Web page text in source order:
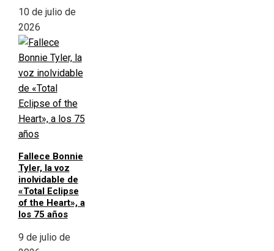
10 de julio de
2026
Fallece Bonnie
Tyler, la voz
inolvidable de
«Total Eclipse
of the Heart», a
los 75 años
9 de julio de